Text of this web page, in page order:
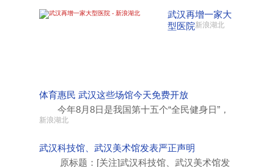
武汉再增一家大
型医院新浪湖北
体育惠民 武汉这些场馆今天免费开放
今年8月8日是我国第十五个“全民健身日”，
新浪湖北
武汉科技馆、武汉美术馆发表严正声明
原标题：[关注]武汉科技馆、武汉美术馆发